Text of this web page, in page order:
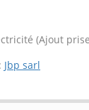
(Ajout
Jbp sarl